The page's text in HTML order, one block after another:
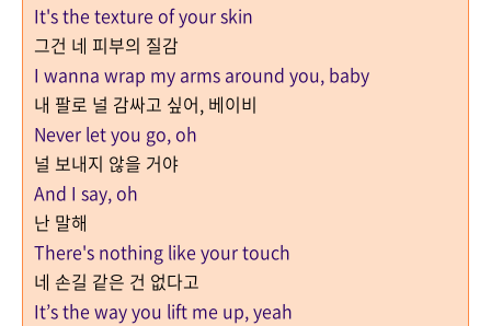
It's the texture of your skin
그건 네 피부의 질감
I wanna wrap my arms around you, baby
내 팔로 널 감싸고 싶어, 베이비
Never let you go, oh
널 보내지 않을 거야
And I say, oh
난 말해
There's nothing like your touch
네 손길 같은 건 없다고
It’s the way you lift me up, yeah